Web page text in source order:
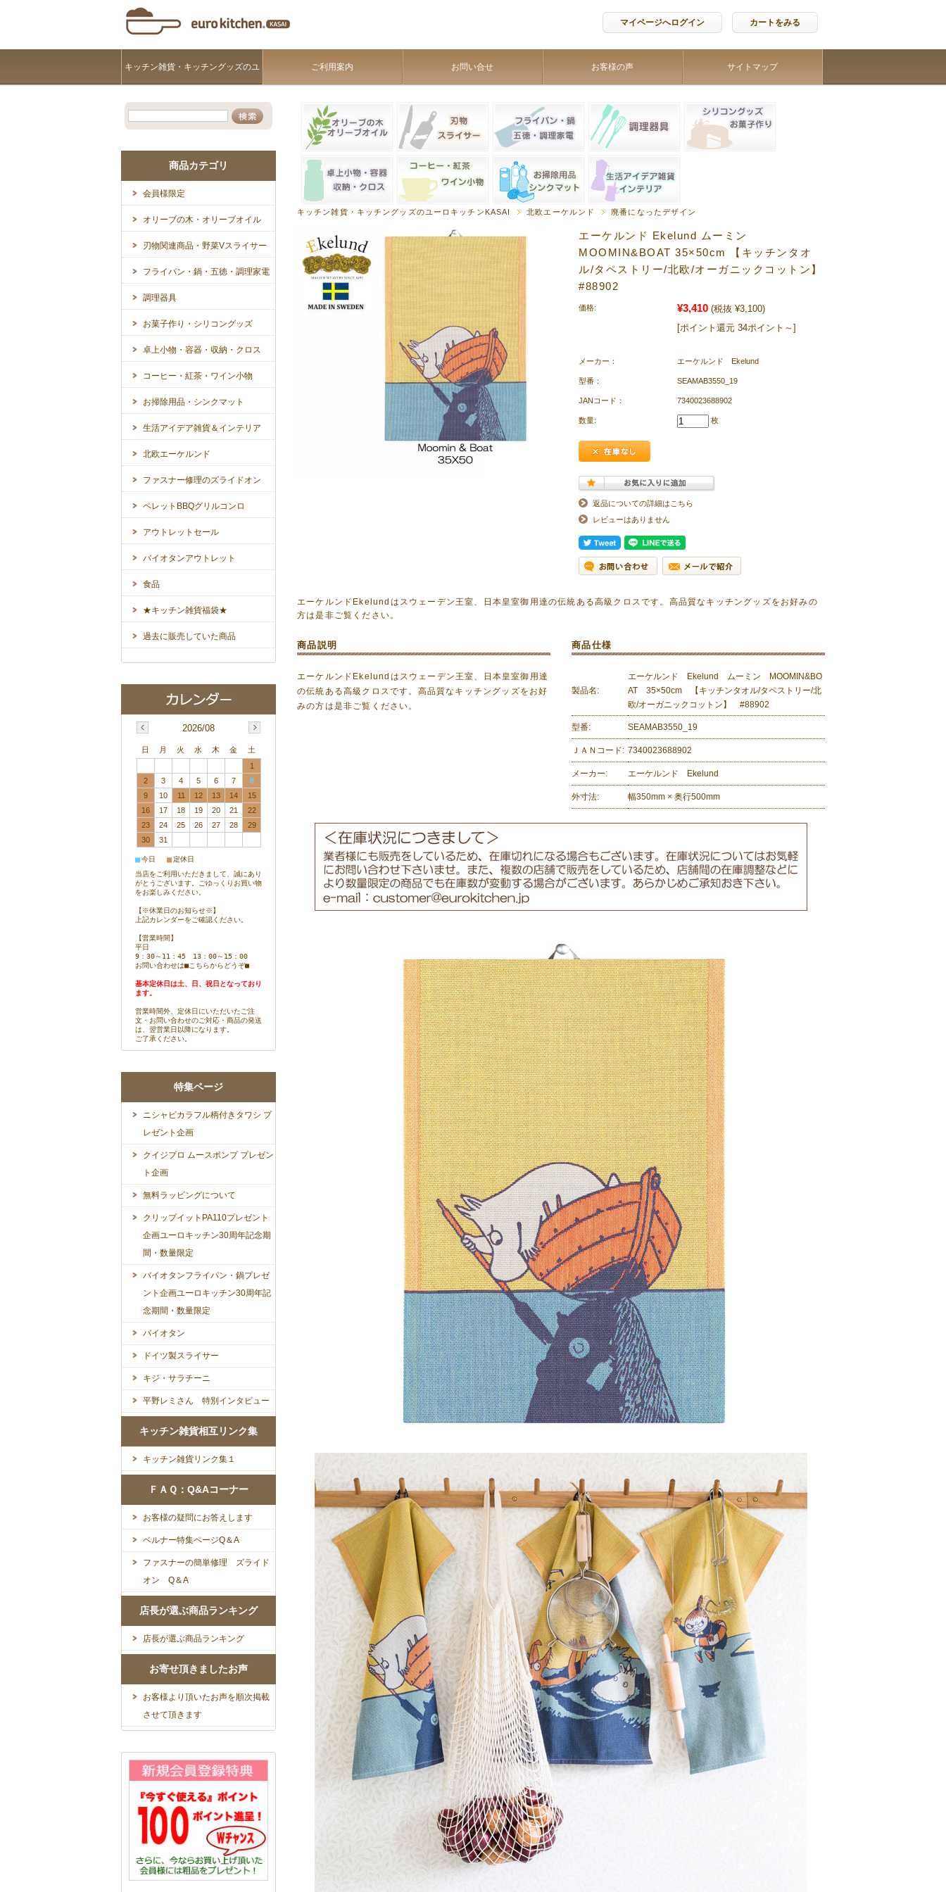
マイページへログイン カートをみる
キッチン雑貨・キッチングッズのユ
ーロキッチンKASAI
ご利用案内 お問い合せ お客様の声 サイトマップ
キッチン雑貨・キッチングッズのユーロキッチンKASAI 北欧エーケルンド 廃番になったデザイン
エーケルンド Ekelund ムーミン
MOOMIN&BOAT 35×50cm 【キッチンタオ
ル/タペストリー/北欧/オーガニックコットン】
#88902
価格: ¥3,410 (税抜 ¥3,100)
[ポイント還元 34ポイント～]
メーカー： エーケルンド Ekelund
型番： SEAMAB3550_19
JANコード： 7340023688902
数量: 枚
返品についての詳細はこちら
レビューはありません
エーケルンドEkelundはスウェーデン王室、日本皇室御用達の伝統ある高級クロスです。高品質なキッチングッズをお好みの
方は是非ご覧ください。
商品説明
エーケルンドEkelundはスウェーデン王室、日本皇室御用達
の伝統ある高級クロスです。高品質なキッチングッズをお好
みの方は是非ご覧ください。
商品仕様
製品名:
エーケルンド Ekelund ムーミン MOOMIN&BO
AT 35×50cm 【キッチンタオル/タペストリー/北
欧/オーガニックコットン】 #88902
型番: SEAMAB3550_19
ＪＡＮコード: 7340023688902
メーカー: エーケルンド Ekelund
外寸法: 幅350mm × 奥行500mm
商品カテゴリ
会員様限定
オリーブの木・オリーブオイル
刃物関連商品・野菜Vスライサー
フライパン・鍋・五徳・調理家電
調理器具
お菓子作り・シリコングッズ
卓上小物・容器・収納・クロス
コーヒー・紅茶・ワイン小物
お掃除用品・シンクマット
生活アイデア雑貨＆インテリア
北欧エーケルンド
ファスナー修理のズライドオン
ペレットBBQグリルコンロ
アウトレットセール
バイオタンアウトレット
食品
★キッチン雑貨福袋★
過去に販売していた商品
2026/08
日 月 火 水 木 金
土
1
2
3 4 5 6 7
8
9
10 11 12 13 14
15
16
17 18 19 20 21
22
23
24 25 26 27 28
29
30
31
■今日 ■定休日
当店をご利用いただきまして、誠にあり
がとうございます。ごゆっくりお買い物
をお楽しみください。
【※休業日のお知らせ※】
上記カレンダーをご確認ください。
【営業時間】
平日
9：30～11：45 13：00～15：00
お問い合わせは■こちらからどうぞ■
基本定休日は土、日、祝日となっており
ます。
営業時間外、定休日にいただいたご注
文・お問い合わせのご対応・商品の発送
は、翌営業日以降になります。
ご了承ください。
特集ページ
ニシャビカラフル柄付きタワシ プ
レゼント企画
クイジプロ ムースポンプ プレゼン
ト企画
無料ラッピングについて
クリップイットPA110プレゼント
企画ユーロキッチン30周年記念期
間・数量限定
バイオタンフライパン・鍋プレゼ
ント企画ユーロキッチン30周年記
念期間・数量限定
バイオタン
ドイツ製スライサー
キジ・サラチーニ
平野レミさん 特別インタビュー
キッチン雑貨相互リンク集
キッチン雑貨リンク集１
ＦＡＱ：Q&Aコーナー
お客様の疑問にお答えします
ベルナー特集ページQ＆A
ファスナーの簡単修理 ズライド
オン Q＆A
店長が選ぶ商品ランキング
店長が選ぶ商品ランキング
お寄せ頂きましたお声
お客様より頂いたお声を順次掲載
させて頂きます